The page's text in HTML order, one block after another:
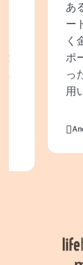
あ
ー
く
ポ
っ
用